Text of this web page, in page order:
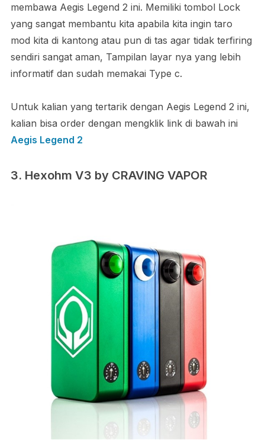
membawa Aegis Legend 2 ini. Memiliki tombol Lock
yang sangat membantu kita apabila kita ingin taro
mod kita di kantong atau pun di tas agar tidak terfiring
sendiri sangat aman, Tampilan layar nya yang lebih
informatif dan sudah memakai Type c.
Untuk kalian yang tertarik dengan Aegis Legend 2 ini,
kalian bisa order dengan mengklik link di bawah ini
Aegis Legend 2
3. Hexohm V3 by CRAVING VAPOR